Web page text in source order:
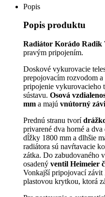
Popis
Popis produktu
Radiátor Korádo Radik
pravým pripojením.
Doskové vykurovacie
prepojovacím rozvodom
pripojenie vykurovacieho
sústavu. Osová
mm a majú vnútorný
Prednú stranu tvorí
privarené dva horné a
dĺžky 1800 mm a dlhšie
radiátora sú navŕtavacie
zátka. Do zabudovaného
osadený ventil Heimeier
Vonkajší pripojovací
plastovou krytkou, ktorá